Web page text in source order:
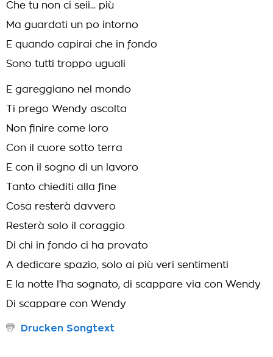
Che tu non ci seii... più
Ma guardati un po intorno
E quando capirai che in fondo
Sono tutti troppo uguali
E gareggiano nel mondo
Ti prego Wendy ascolta
Non finire come loro
Con il cuore sotto terra
E con il sogno di un lavoro
Tanto chiediti alla fine
Cosa resterà davvero
Resterà solo il coraggio
Di chi in fondo ci ha provato
A dedicare spazio, solo ai più veri sentimenti
E la notte l'ha sognato, di scappare via con Wendy
Di scappare con Wendy
Drucken Songtext